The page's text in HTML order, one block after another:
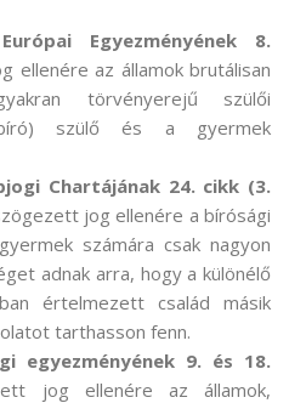
Egyezményének 8.
ellenére az államok brutálisan
törvényerejű szülői
szülő és a gyermek
Chartájának 24. cikk (3.
jog ellenére a bírósági
számára csak nagyon
adnak arra, hogy a különélő
értelmezett család másik
tarthasson fenn.
egyezményének 9. és 18.
jog ellenére az államok,